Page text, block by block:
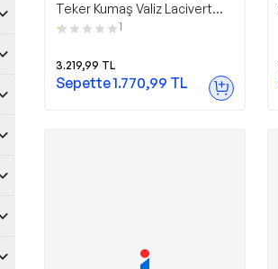
Teker Kumaş Valiz Lacivert
1081
1
3.219,99 TL
Sepette1.770,99 TL